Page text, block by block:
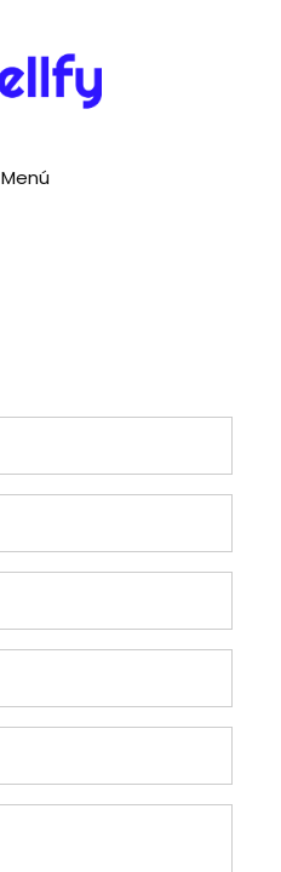
Menú